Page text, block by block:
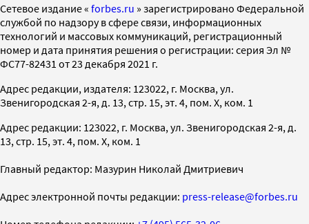
Cетевое издание « forbes.ru » зарегистрировано Федеральной
службой по надзору в сфере связи, информационных
технологий и массовых коммуникаций, регистрационный
номер и дата принятия решения о регистрации: серия Эл №
ФС77-82431 от 23 декабря 2021 г.
Адрес редакции, издателя: 123022, г. Москва, ул.
Звенигородская 2-я, д. 13, стр. 15, эт. 4, пом. X, ком. 1
Адрес редакции: 123022, г. Москва, ул. Звенигородская 2-я, д.
13, стр. 15, эт. 4, пом. X, ком. 1
Главный редактор: Мазурин Николай Дмитриевич
Адрес электронной почты редакции: press-release@forbes.ru